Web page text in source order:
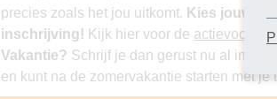
precies zoals het jou uitkomt. Kies jouw
inschrijving! Kijk hier voor de
Vakantie? Schrijf je dan gerust nu al in. Je
en kunt na de zomervakantie starten met je